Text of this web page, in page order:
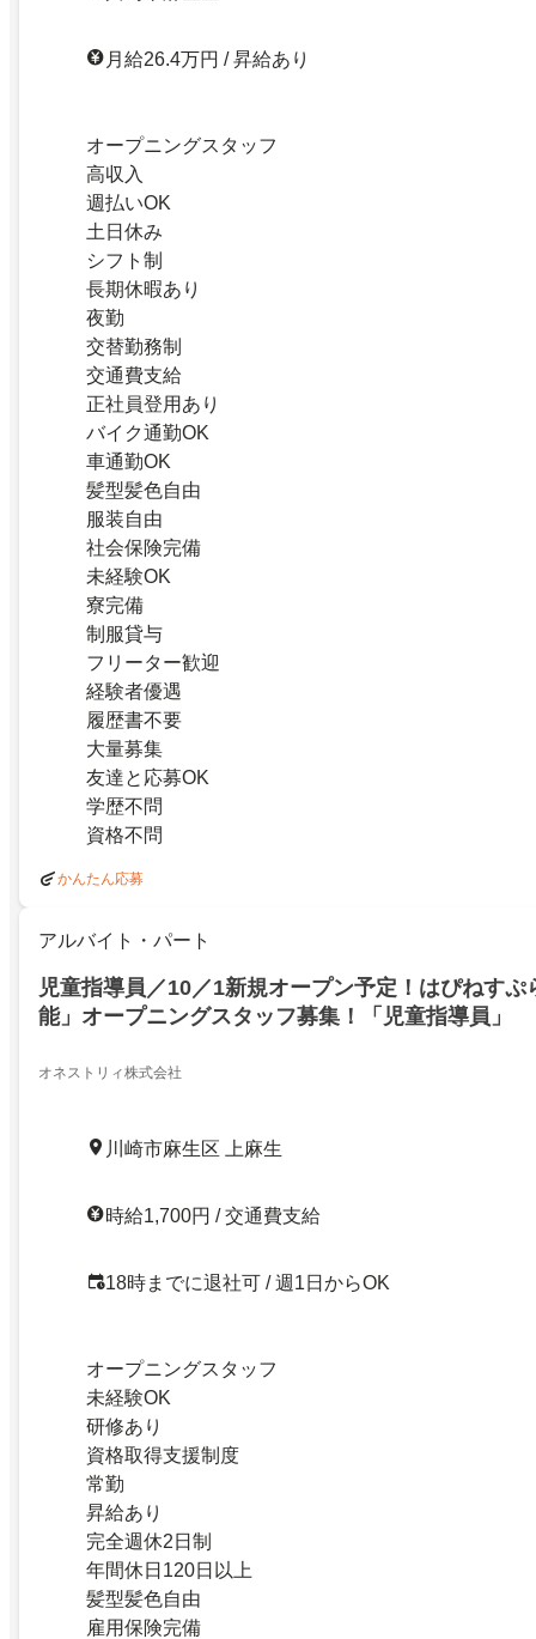
月給26.4万円 / 昇給あり
オープニングスタッフ
高収入
週払いOK
土日休み
シフト制
長期休暇あり
夜勤
交替勤務制
交通費支給
正社員登用あり
バイク通勤OK
車通勤OK
髪型髪色自由
服装自由
社会保険完備
未経験OK
寮完備
制服貸与
フリーター歓迎
経験者優遇
履歴書不要
大量募集
友達と応募OK
学歴不問
資格不問
かんたん応募
アルバイト・パート
児童指導員／10／1新規オープン予定！はぴねすぷ
能」オープニングスタッフ募集！「児童指導員」
オネストリィ株式会社
川崎市麻生区 上麻生
時給1,700円 / 交通費支給
18時までに退社可 / 週1日からOK
オープニングスタッフ
未経験OK
研修あり
資格取得支援制度
常勤
昇給あり
完全週休2日制
年間休日120日以上
髪型髪色自由
雇用保険完備